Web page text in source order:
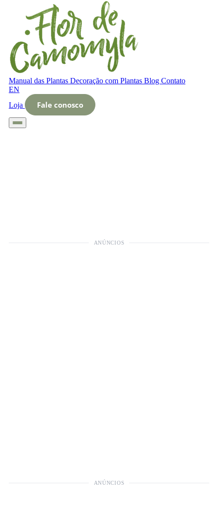
Manual das Plantas Decoração com Plantas Blog Contato
EN
Loja
Fale conosco
ANÚNCIOS
ANÚNCIOS